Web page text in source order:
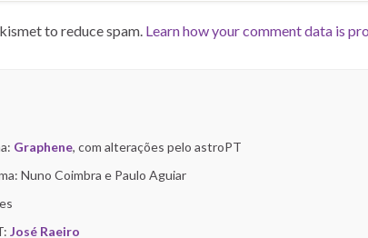
to reduce spam. Learn how your comment data is
Graphene, com alterações pelo astroPT
Nuno Coimbra e Paulo Aguiar
José Raeiro